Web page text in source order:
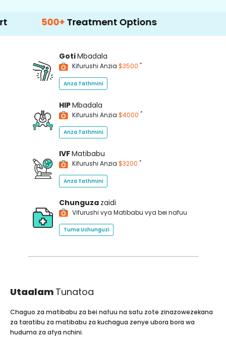
500+ Treatment Options
GotiMbadala
Kifurushi Anzia $3500 *
Anza Tathmini
HIPMbadala
Kifurushi Anzia $4000 *
Anza Tathmini
IVFMatibabu
Kifurushi Anzia $3200 *
Anza Tathmini
Chunguza zaidi
Vifurushi vya Matibabu vya bei nafuu
Tuma Uchunguzi
Utaalam Tunatoa
Chaguo za matibabu za bei nafuu na safu zote zinazowezekana
za taratibu za matibabu za kuchagua zenye ubora bora wa
huduma za afya nchini.